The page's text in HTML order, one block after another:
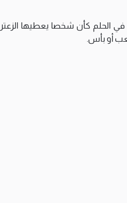
الحلم كأن شخصا يعطيها الزعتر
أو بأس.